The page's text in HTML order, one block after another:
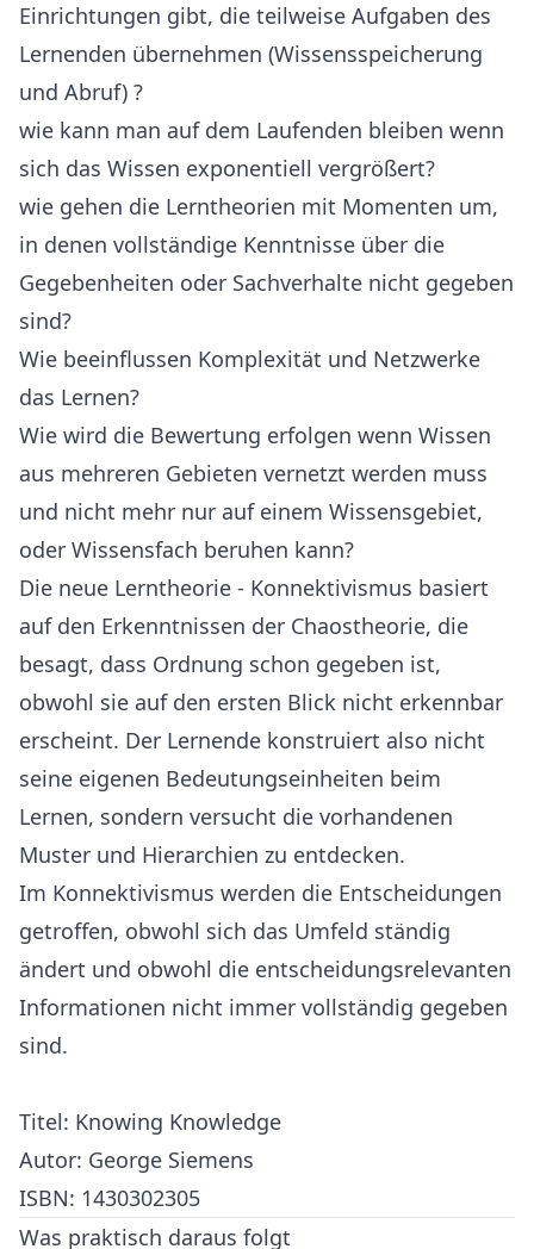
Einrichtungen gibt, die teilweise Aufgaben des
Lernenden übernehmen (Wissensspeicherung
und Abruf) ?
wie kann man auf dem Laufenden bleiben wenn
sich das Wissen exponentiell vergrößert?
wie gehen die Lerntheorien mit Momenten um,
in denen vollständige Kenntnisse über die
Gegebenheiten oder Sachverhalte nicht gegeben
sind?
Wie beeinflussen Komplexität und Netzwerke
das Lernen?
Wie wird die Bewertung erfolgen wenn Wissen
aus mehreren Gebieten vernetzt werden muss
und nicht mehr nur auf einem Wissensgebiet,
oder Wissensfach beruhen kann?
Die neue Lerntheorie - Konnektivismus basiert
auf den Erkenntnissen der Chaostheorie, die
besagt, dass Ordnung schon gegeben ist,
obwohl sie auf den ersten Blick nicht erkennbar
erscheint. Der Lernende konstruiert also nicht
seine eigenen Bedeutungseinheiten beim
Lernen, sondern versucht die vorhandenen
Muster und Hierarchien zu entdecken.
Im Konnektivismus werden die Entscheidungen
getroffen, obwohl sich das Umfeld ständig
ändert und obwohl die entscheidungsrelevanten
Informationen nicht immer vollständig gegeben
sind.
Titel: Knowing Knowledge
Autor: George Siemens
ISBN: 1430302305
Was praktisch daraus folgt